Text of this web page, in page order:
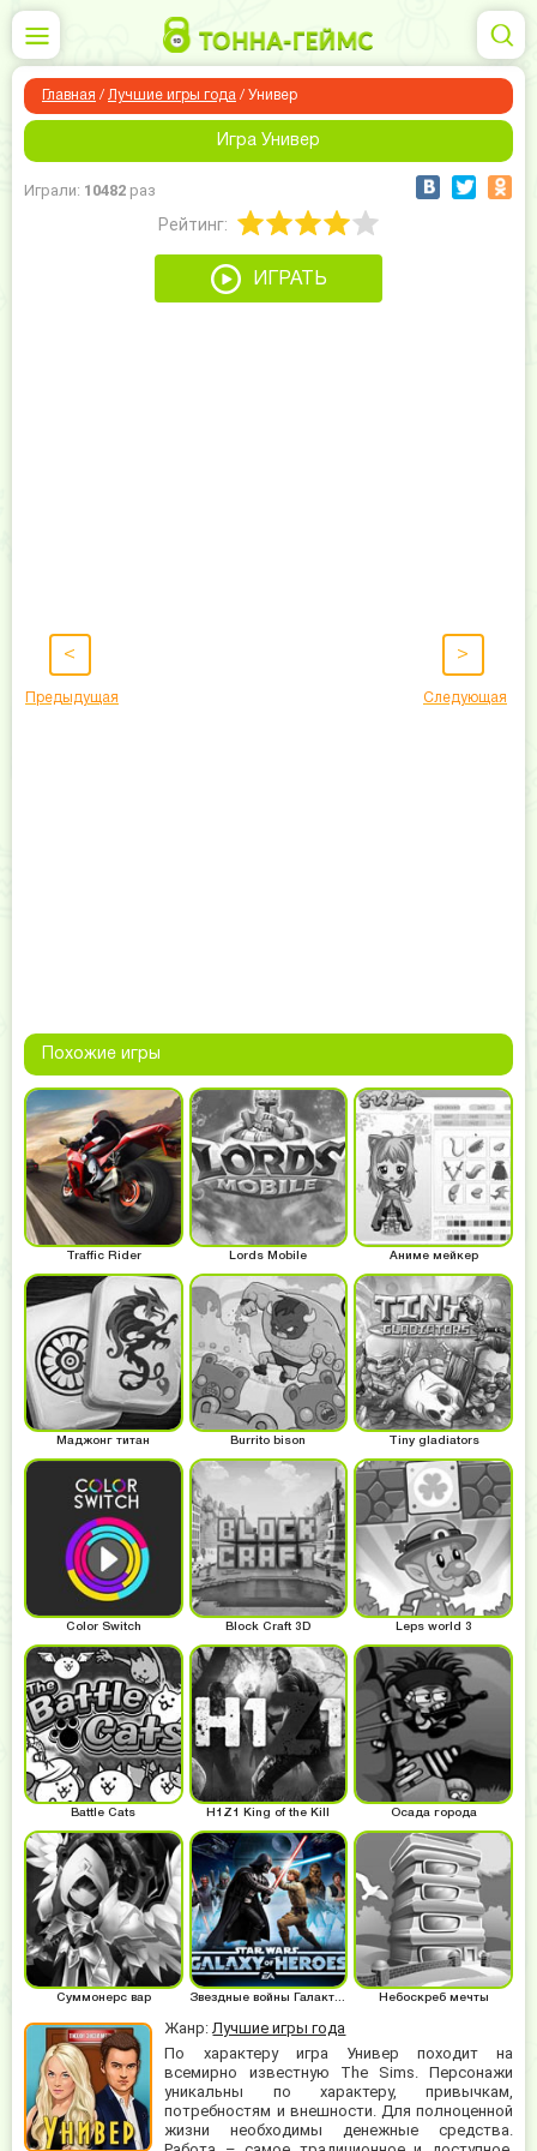
Главная / Лучшие игры года / Универ
Игра Универ
Играли: 10482 раз
Рейтинг:
ИГРАТЬ
<
Предыдущая
>
Следующая
Жанр:Лучшие игры года
По характеру игра Универ походит на
всемирно известную The Sims. Персонажи
уникальны по характеру, привычкам,
потребностям и внешности. Для полноценной
жизни необходимы денежные средства.
Похожие игры
Traffic Rider Lords Mobile Аниме мейкер
Маджонг титан Burrito bison Tiny gladiators
Color Switch Block Craft 3D Leps world 3
Battle Cats H1Z1 King of the Kill Осада города
Суммонерс вар Звездные войны Галактика героев Небоскреб мечты